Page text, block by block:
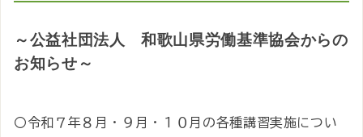
～公益社団法人 和歌山県労働基準協会からの
お知らせ～
〇令和７年８月・９月・１０月の各種講習実施につい